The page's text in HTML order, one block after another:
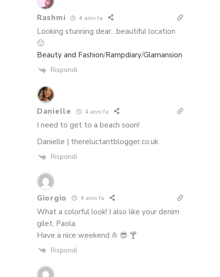
Rashmi 4 anni fa
Looking stunning dear…beautiful location
🙂
Beauty and Fashion/Rampdiary/Glamansion
Rispondi
Danielle 4 anni fa
I need to get to a beach soon!
Danielle | thereluctantblogger.co.uk
Rispondi
Giorgio 4 anni fa
What a colorful look! I also like your denim
gilet, Paola.
Have a nice weekend ⛵ 😎 🍸
Rispondi